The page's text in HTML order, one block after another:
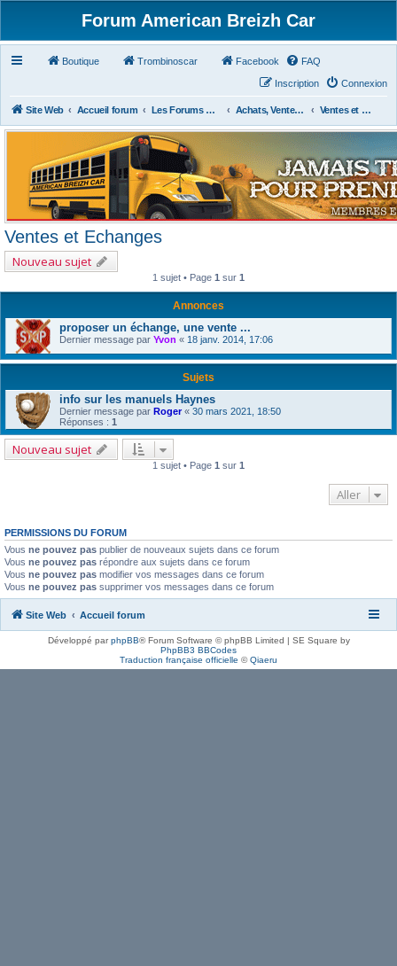
Forum American Breizh Car
Boutique Trombinoscar Facebook FAQ
Connexion
Inscription
Site Web Accueil forum Les Forums Divers Achats, Ventes, Aides et Partages, Revues Ventes et Echanges
Ventes et Echanges
Nouveau sujet
1 sujet • Page 1 sur 1
Annonces
proposer un échange, une vente ...
Dernier message par Yvon « 18 janv. 2014, 17:06
Sujets
info sur les manuels Haynes
Dernier message par Roger« 30 mars 2021, 18:50
Réponses : 1
Nouveau sujet
1 sujet • Page 1 sur 1
Aller
PERMISSIONS DU FORUM
Vous ne pouvez pas publier de nouveaux sujets dans ce forum
Vous ne pouvez pas répondre aux sujets dans ce forum
Vous ne pouvez pas modifier vos messages dans ce forum
Vous ne pouvez pas supprimer vos messages dans ce forum
Site Web Accueil forum
Développé parphpBB® Forum Software © phpBB Limited | SE Square by
PhpBB3 BBCodes
Traduction française officielle ©Qiaeru